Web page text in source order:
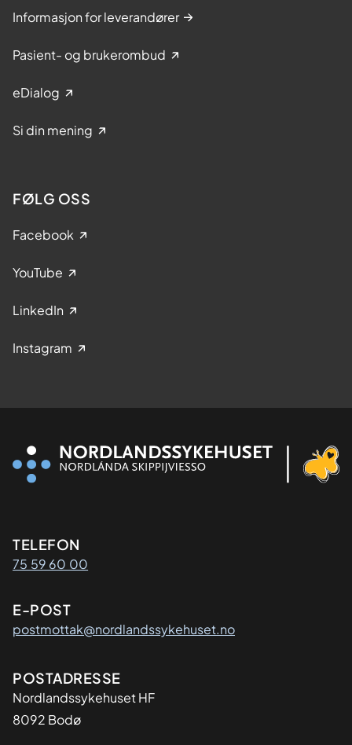
Informasjon for leverandører
Pasient- og brukerombud
eDialog
Si din mening
FØLG OSS
Facebook
YouTube
LinkedIn
Instagram
Kontaktinformasjon
TELEFON
75 59 60 00
E-POST
postmottak@nordlandssykehuset.no
Adresse
POSTADRESSE
Nordlandssykehuset HF
8092 Bodø